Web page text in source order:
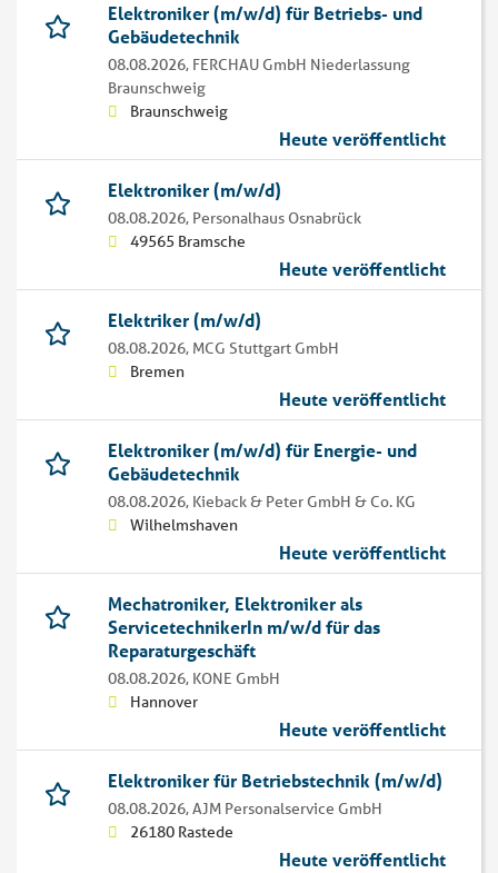
Elektroniker (m/w/d) für Betriebs- und
Gebäudetechnik
08.08.2026, FERCHAU GmbH Niederlassung
Braunschweig
Braunschweig
Heute veröffentlicht
Elektroniker (m/w/d)
08.08.2026, Personalhaus Osnabrück
49565 Bramsche
Heute veröffentlicht
Elektriker (m/w/d)
08.08.2026, MCG Stuttgart GmbH
Bremen
Heute veröffentlicht
Elektroniker (m/w/d) für Energie- und
Gebäudetechnik
08.08.2026, Kieback & Peter GmbH & Co. KG
Wilhelmshaven
Heute veröffentlicht
Mechatroniker, Elektroniker als
ServicetechnikerIn m/w/d für das
Reparaturgeschäft
08.08.2026, KONE GmbH
Hannover
Heute veröffentlicht
Elektroniker für Betriebstechnik (m/w/d)
08.08.2026,AJM Personalservice GmbH
26180 Rastede
Heute veröffentlicht